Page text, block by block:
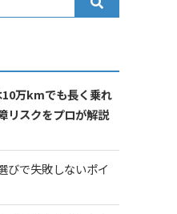
万kmでも長く乗れ
リスクをプロが解説
びで失敗しないポイ